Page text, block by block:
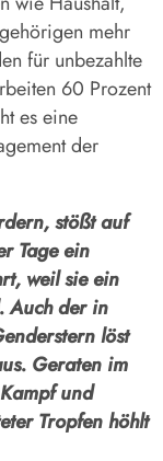
mehr
für unbezahlte
60 Prozent
es eine
der
stößt auf
Tage ein
weil sie ein
Auch der in
löst
Geraten im
und
Tropfen höhlt